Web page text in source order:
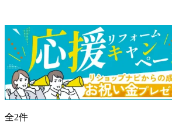
全2件